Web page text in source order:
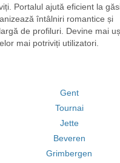
Portalul ajută eficient la
întâlniri romantice și
de profiluri. Devine mai
mai potriviți utilizatori.
Gent
Tournai
Jette
Beveren
Grimbergen